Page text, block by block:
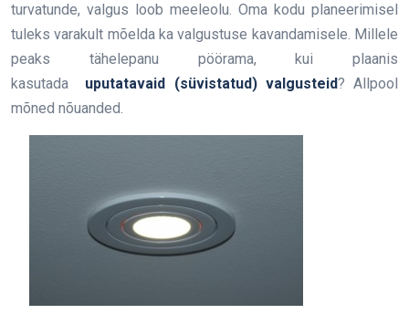
turvatunde, valgus loob meeleolu. Oma kodu planeerimisel
tuleks varakult mõelda ka valgustuse kavandamisele. Millele
peaks tähelepanu pöörama, kui plaanis
kasutada uputatavaid (süvistatud) valgusteid? Allpool
mõned nõuanded.